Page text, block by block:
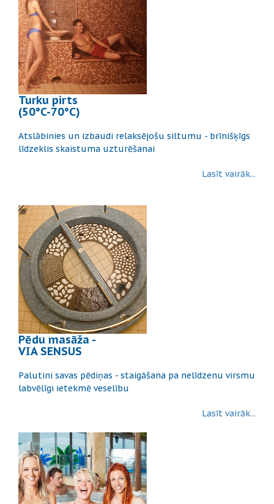
Turku pirts
(50°C-70°C)
Atslābinies un izbaudi relaksējošu siltumu - brīnišķīgs
līdzeklis skaistuma uzturēšanai
Lasīt vairāk...
Pēdu masāža -
VIA SENSUS
Palutini savas pēdiņas - staigāšana pa nelīdzenu virsmu
labvēlīgi ietekmē veselību
Lasīt vairāk...